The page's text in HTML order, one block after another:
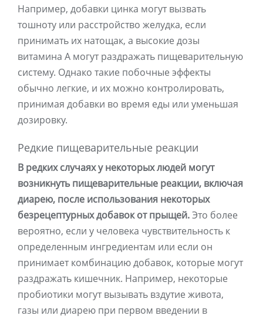
Например, добавки цинка могут вызвать
тошноту или расстройство желудка, если
принимать их натощак, а высокие дозы
витамина А могут раздражать пищеварительную
систему. Однако такие побочные эффекты
обычно легкие, и их можно контролировать,
принимая добавки во время еды или уменьшая
дозировку.
Редкие пищеварительные реакции
В редких случаях у некоторых людей могут
возникнуть пищеварительные реакции, включая
диарею, после использования некоторых
безрецептурных добавок от прыщей.Это более
вероятно, если у человека чувствительность к
определенным ингредиентам или если он
принимает комбинацию добавок, которые могут
раздражать кишечник. Например, некоторые
пробиотики могут вызывать вздутие живота,
газы или диарею при первом введении в